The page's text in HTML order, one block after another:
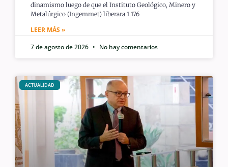
dinamismo luego de que el Instituto Geológico, Minero y
Metalúrgico (Ingemmet) liberara 1.176
LEER MÁS »
7 de agosto de 2026
No hay comentarios
ACTUALIDAD